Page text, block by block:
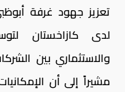
تعزيز جهود غرفة
لدى كازاخستان
والاستثماري بين
مشيراً إلى أن